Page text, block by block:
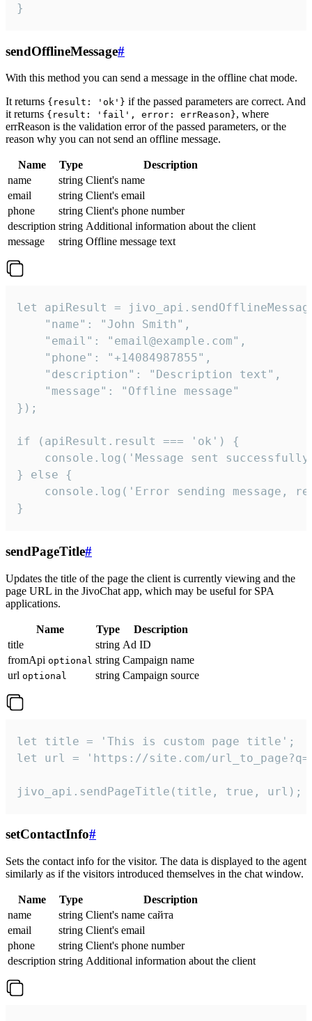
}
sendOfflineMessage#
With this method you can send a message in the offline chat mode.
It returns {result: 'ok'} if the passed parameters are correct. And
it returns {result: 'fail', error: errReason}, where
errReason is the validation error of the passed parameters, or the
reason why you can not send an offline message.
Name Type
Description
name
string Client's name
email
string Client's email
phone
string Client's phone number
description string Additional information about the client
message
string Offline message text
let apiResult =
    "name": "John Smith",
    "email": "email@example.com",
    "phone": "+14084987855",
    "description": "Description text",
    "message": "Offline message"
});
if (apiResult.result === 'ok') {
console.log('Message sent
} else {
console.log('Error sending message,
}
sendPageTitle#
Updates the title of the page the client is currently viewing and the
page URL in the JivoChat app, which may be useful for SPA
applications.
Name Type
Description
title
string Ad ID
fromApi optional string Campaign name
url optional string Campaign source
let title = 'This is custom page title';
let url = 'https://site.com/
jivo_api.sendPageTitle(title, true, url);
setContactInfo#
Sets the contact info for the visitor. The data is displayed to the agent
similarly as if the visitors introduced themselves in the chat window.
Name Type
Description
name
string Client's name сайта
email
string Client's email
phone
string Client's phone number
description string Additional information about the client